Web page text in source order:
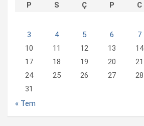
P
S Ç P C
3
4 5 6 7
10
11 12 13 14
17
18 19 20 21
24
25 26 27 28
31
« Tem